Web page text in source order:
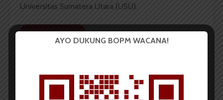
Universitas Sumatera Utara (USU).
LIHAT SEMUA ARTIKEL
UKM Gamadiksi
Adakan Pelantikan
Kepengurusan Baru
Rektor USU:
Independensi Pers
Mahasiswa Harus
AYO DUKUNG BOPM WACANA!